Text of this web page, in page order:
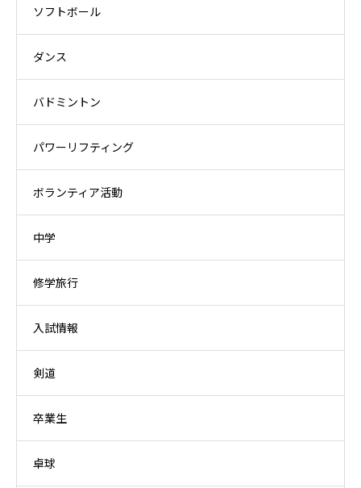
ソフトボール
ダンス
バドミントン
パワーリフティング
ボランティア活動
中学
修学旅行
入試情報
剣道
卒業生
卓球